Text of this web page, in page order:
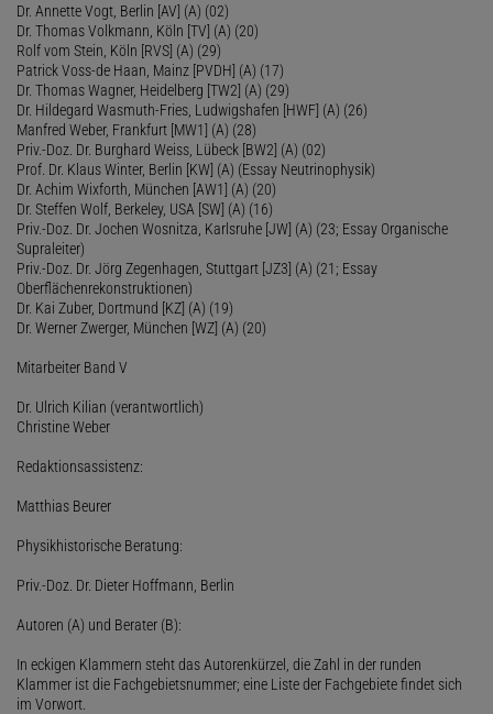
Dr. Annette Vogt, Berlin [AV] (A) (02)
Dr. Thomas Volkmann, Köln [TV] (A) (20)
Rolf vom Stein, Köln [RVS] (A) (29)
Patrick Voss-de Haan, Mainz [PVDH] (A) (17)
Dr. Thomas Wagner, Heidelberg [TW2] (A) (29)
Dr. Hildegard Wasmuth-Fries, Ludwigshafen [HWF] (A) (26)
Manfred Weber, Frankfurt [MW1] (A) (28)
Priv.-Doz. Dr. Burghard Weiss, Lübeck [BW2] (A) (02)
Prof. Dr. Klaus Winter, Berlin [KW] (A) (Essay Neutrinophysik)
Dr. Achim Wixforth, München [AW1] (A) (20)
Dr. Steffen Wolf, Berkeley, USA [SW] (A) (16)
Priv.-Doz. Dr. Jochen Wosnitza, Karlsruhe [JW] (A) (23; Essay Organische
Supraleiter)
Priv.-Doz. Dr. Jörg Zegenhagen, Stuttgart [JZ3] (A) (21; Essay
Oberflächenrekonstruktionen)
Dr. Kai Zuber, Dortmund [KZ] (A) (19)
Dr. Werner Zwerger, München [WZ] (A) (20)
Mitarbeiter Band V
Dr. Ulrich Kilian (verantwortlich)
Christine Weber
Redaktionsassistenz:
Matthias Beurer
Physikhistorische Beratung:
Priv.-Doz. Dr. Dieter Hoffmann, Berlin
Autoren (A) und Berater (B):
In eckigen Klammern steht das Autorenkürzel, die Zahl in der runden
Klammer ist die Fachgebietsnummer; eine Liste der Fachgebiete findet sich
im Vorwort.